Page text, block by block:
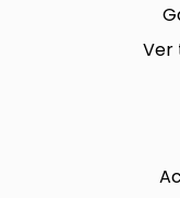
Ver